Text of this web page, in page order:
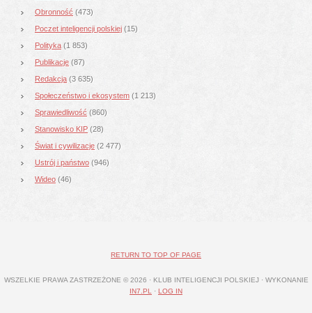
Obronność (473)
Poczet inteligencji polskiej (15)
Polityka (1 853)
Publikacje (87)
Redakcja (3 635)
Społeczeństwo i ekosystem (1 213)
Sprawiedliwość (860)
Stanowisko KIP (28)
Świat i cywilizacje (2 477)
Ustrój i państwo (946)
Wideo (46)
RETURN TO TOP OF PAGE
WSZELKIE PRAWA ZASTRZEŻONE © 2026 · KLUB INTELIGENCJI POLSKIEJ · WYKONANIE
IN7.PL
· LOG IN